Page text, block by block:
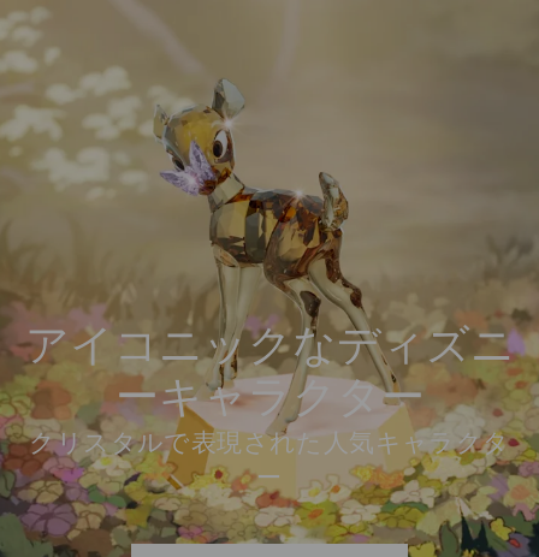
アイコニックなディズニ
ーキャラクター
クリスタルで表現された人気キャラクタ
ー